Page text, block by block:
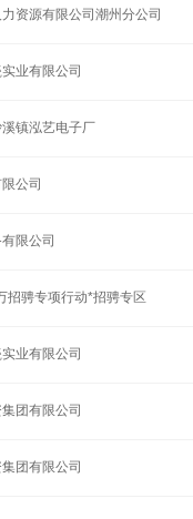
资源有限公司潮州分公司
业有限公司
镇泓艺电子厂
公司
限公司
招骋专项行动*招骋专区
业有限公司
团有限公司
团有限公司